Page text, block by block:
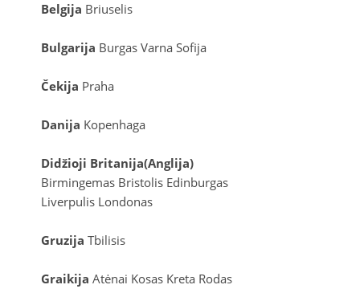
Belgija Briuselis
Bulgarija Burgas Varna Sofija
Čekija Praha
Danija Kopenhaga
Didžioji Britanija(Anglija)
Birmingemas Bristolis Edinburgas
Liverpulis Londonas
Gruzija Tbilisis
Graikija Atėnai Kosas Kreta Rodas